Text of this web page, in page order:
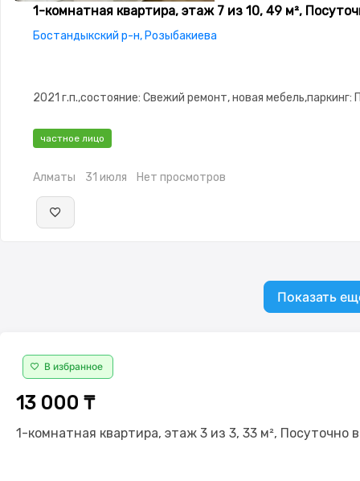
1-комнатная квартира, этаж 7 из 10, 49 м²,
Бостандыкский р-н, Розыбакиева
2021 г.п.,состояние: Свежий ремонт, новая мебель,паркинг:
частное лицо
Алматы 31 июля Нет просмотров
Показать
В избранное
13 000 ₸
1-комнатная квартира, этаж 3 из 3, 33 м², Посуточно